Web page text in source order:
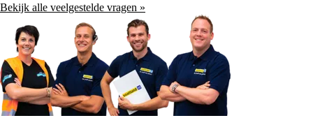
Bekijk alle veelgestelde vragen »